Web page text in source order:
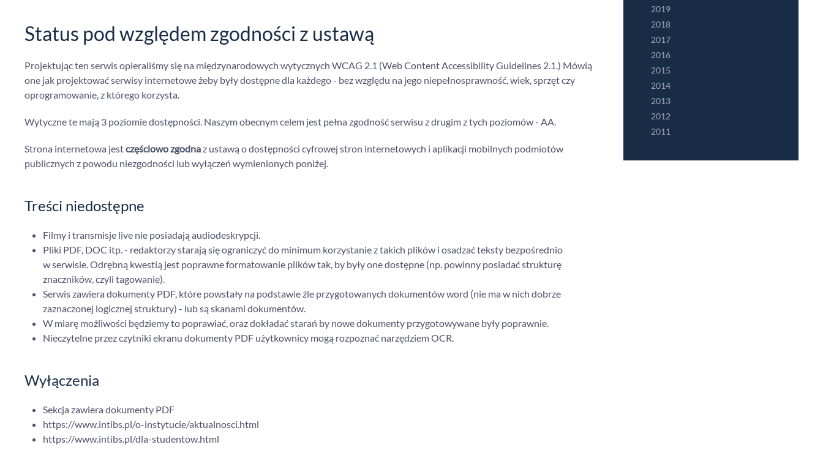
Status pod względem zgodności z ustawą
Projektując ten serwis opieraliśmy się na międzynarodowych wytycznych WCAG 2.1 (Web Content Accessibility Guidelines 2.1.) Mówią
one jak projektować serwisy internetowe żeby były dostępne dla każdego - bez względu na jego niepełnosprawność, wiek, sprzęt czy
oprogramowanie, z którego korzysta.
Wytyczne te mają 3 poziomie dostępności. Naszym obecnym celem jest pełna zgodność serwisu z drugim z tych poziomów - AA.
Strona internetowa jestczęściowo zgodnaz ustawą o dostępności cyfrowej stron internetowych i aplikacji mobilnych podmiotów
publicznych z powodu niezgodności lub wyłączeń wymienionych poniżej.
Treści niedostępne
Filmy i transmisje live nie posiadają audiodeskrypcji.
Pliki PDF, DOC itp. - redaktorzy starają się ograniczyć do minimum korzystanie z takich plików i osadzać teksty bezpośrednio
w serwisie. Odrębną kwestią jest poprawne formatowanie plików tak, by były one dostępne (np. powinny posiadać strukturę
znaczników, czyli tagowanie).
Serwis zawiera dokumenty PDF, które powstały na podstawie źle przygotowanych dokumentów word (nie ma w nich dobrze
zaznaczonej logicznej struktury) - lub są skanami dokumentów.
W miarę możliwości będziemy to poprawiać, oraz dokładać starań by nowe dokumenty przygotowywane były poprawnie.
Nieczytelne przez czytniki ekranu dokumenty PDF użytkownicy mogą rozpoznać narzędziem OCR.
Wyłączenia
Sekcja zawiera dokumenty PDF
https://www.intibs.pl/o-instytucie/aktualnosci.html
https://www.intibs.pl/dla-studentow.html
2019
2018
2017
2016
2015
2014
2013
2012
2011